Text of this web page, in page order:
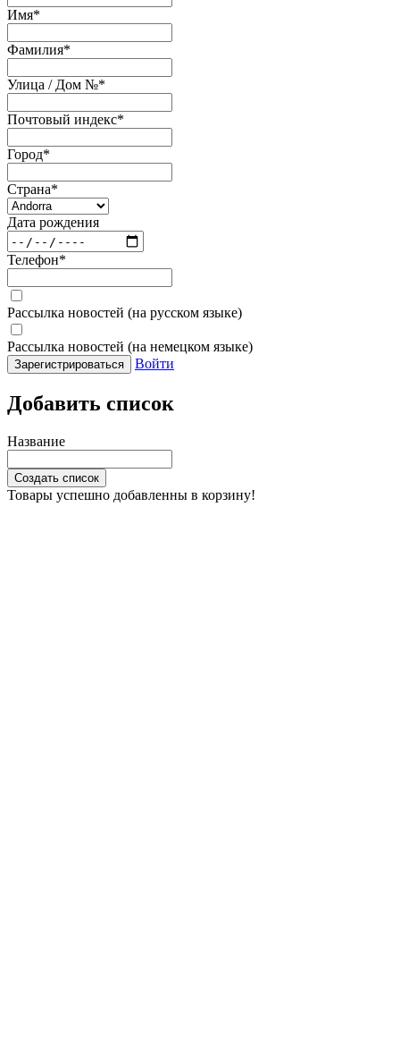
Имя*
Фамилия*
Улица / Дом №*
Почтовый индекс*
Город*
Страна*
Дата рождения
Телефон*
Рассылка новостей (на русском языке)
Рассылка новостей (на немецком языке)
Зарегистрироваться Войти
Добавить список
Название
Создать список
Товары успешно добавленны в корзину!